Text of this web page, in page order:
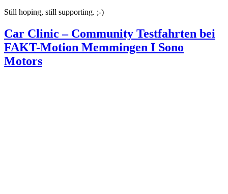
Still hoping, still supporting. ;-)
Car Clinic – Community Testfahrten bei
FAKT-Motion Memmingen I Sono
Motors